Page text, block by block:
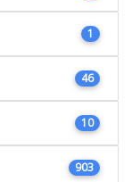
1
46
10
903